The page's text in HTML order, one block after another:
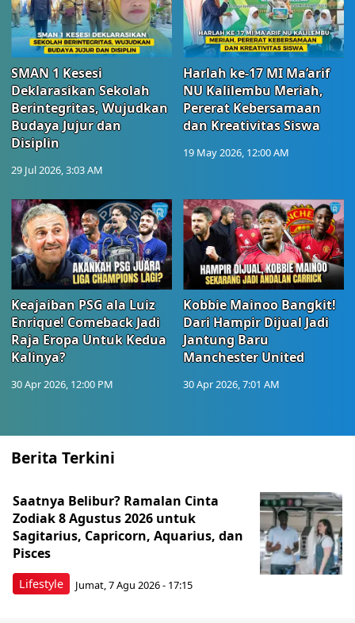
SMAN 1 Kesesi
Deklarasikan Sekolah
Berintegritas, Wujudkan
Budaya Jujur dan
Disiplin
29 Jul 2026, 3:03 AM
Harlah ke-17 MI Ma’arif
NU Kalilembu Meriah,
Pererat Kebersamaan
dan Kreativitas Siswa
19 May 2026, 12:00 AM
Keajaiban PSG ala Luiz
Enrique! Comeback Jadi
Raja Eropa Untuk Kedua
Kalinya?
30 Apr 2026, 12:00 PM
Kobbie Mainoo Bangkit!
Dari Hampir Dijual Jadi
Jantung Baru
Manchester United
30 Apr 2026, 7:01 AM
Berita Terkini
Lifestyle
Saatnya Belibur? Ramalan Cinta
Zodiak 8 Agustus 2026 untuk
Sagitarius, Capricorn, Aquarius, dan
Pisces
Jumat, 7 Agu 2026 - 17:15